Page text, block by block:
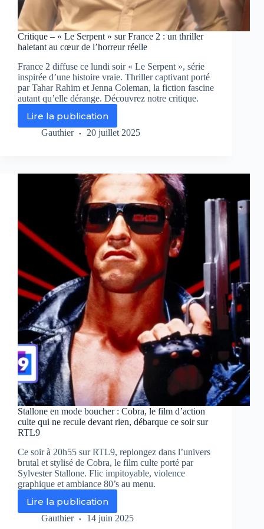
Critique – « Le Serpent » sur France 2 : un thriller
haletant au cœur de l’horreur réelle
France 2 diffuse ce lundi soir « Le Serpent », série
inspirée d’une histoire vraie. Thriller captivant porté
par Tahar Rahim et Jenna Coleman, la fiction fascine
autant qu’elle dérange. Découvrez notre critique.
Lire la publication
Critique
–
»
sur
France
un
thriller
haletant
au
cœur
de
l’horreur
réelle
Gauthier 20 juillet 2025
Stallone en mode boucher : Cobra, le film d’action
culte qui ne recule devant rien, débarque ce soir sur
RTL9
Ce soir à 20h55 sur RTL9, replongez dans l’univers
brutal et stylisé de Cobra, le film culte porté par
Sylvester Stallone. Flic impitoyable, violence
graphique et ambiance 80’s au menu.
Lire la publication
Stallone
en
Gauthier 14 juin 2025